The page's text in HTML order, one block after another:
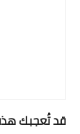
قد تُعجبك